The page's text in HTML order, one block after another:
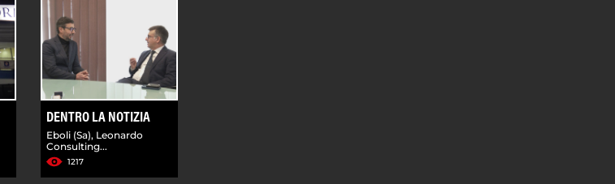
DENTRO LA NOTIZIA
Eboli (Sa), Leonardo
Consulting...
1217